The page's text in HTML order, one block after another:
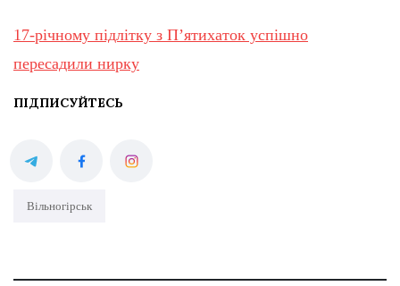
17-річному підлітку з Пʼятихаток успішно
пересадили нирку
ПІДПИСУЙТЕСЬ
Вільногірськ